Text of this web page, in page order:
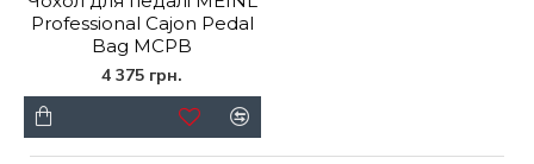
Professional Cajon Pedal
Bag MCPB
4 375 грн.